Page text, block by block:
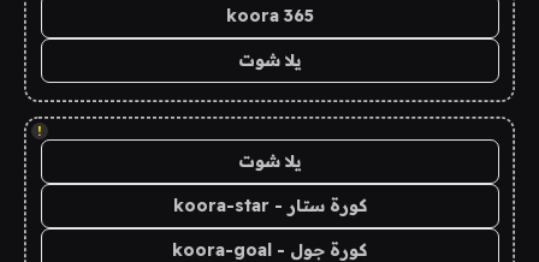
koora 365
يلا شوت
!
يلا شوت
كورة ستار - koora-star
كورة جول - koora-goal